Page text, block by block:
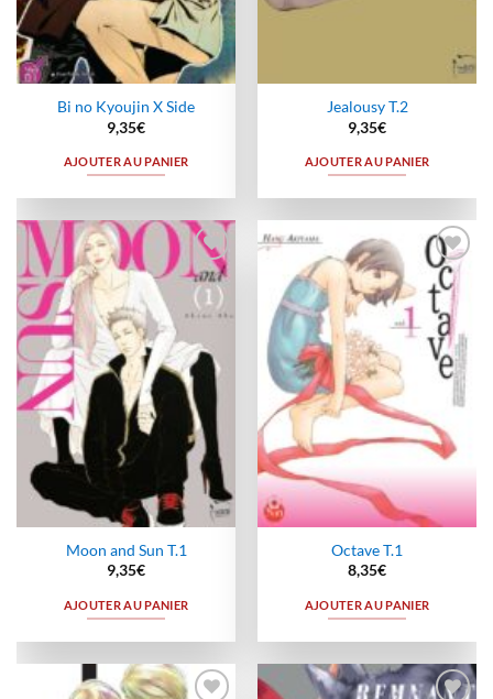
Bi no Kyoujin X Side
9,35€
AJOUTER AU PANIER
Jealousy T.2
9,35€
AJOUTER AU PANIER
Ajouter
à la
wishlist
Moon and Sun T.1
9,35€
AJOUTER AU PANIER
Ajouter
à la
wishlist
Octave T.1
8,35€
AJOUTER AU PANIER